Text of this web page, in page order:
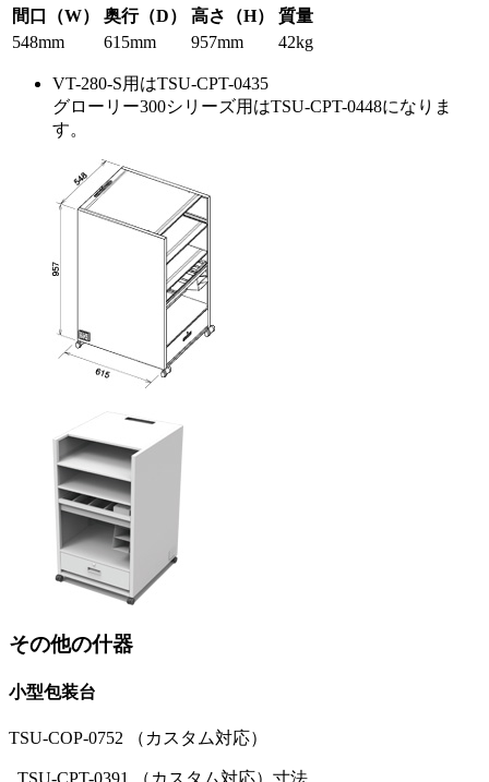
間口（W）
奥行（D） 高さ（H）
質量
548mm
615mm 957mm 42kg
VT-280-S用はTSU-CPT-0435
グローリー300シリーズ用はTSU-CPT-0448になりま
す。
その他の什器
小型包装台
TSU-COP-0752 （カスタム対応）